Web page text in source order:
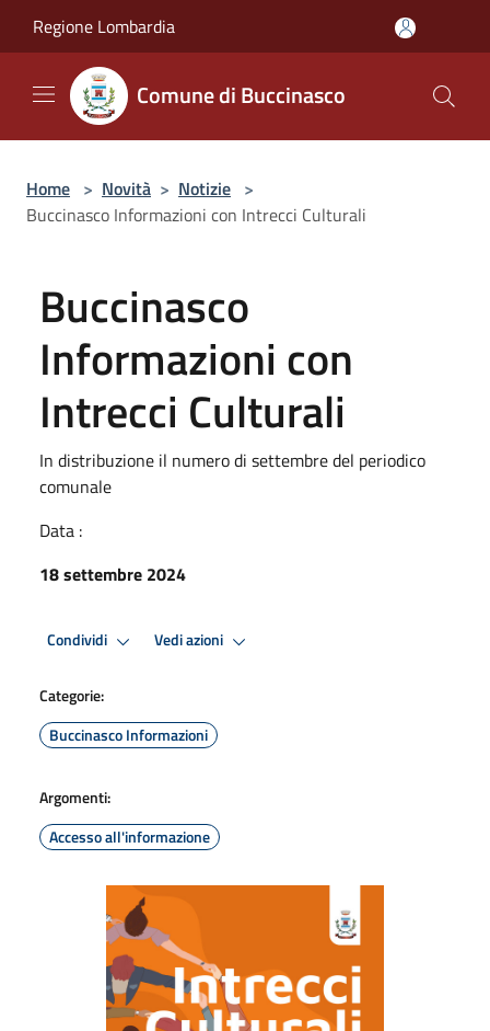
Regione Lombardia
Comune di Buccinasco
Home > Novità > Notizie >
Buccinasco Informazioni con Intrecci Culturali
Buccinasco
Informazioni con
Intrecci Culturali
In distribuzione il numero di settembre del periodico
comunale
Data :
18 settembre 2024
Condividi Vedi azioni
Categorie:
Buccinasco Informazioni
Argomenti:
Accesso all'informazione